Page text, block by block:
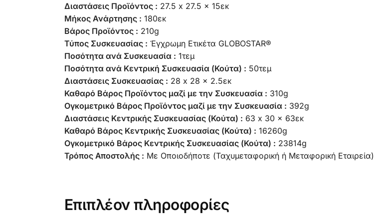
Διαστάσεις Προϊόντος : 27.5 x 27.5 x 15εκ
Μήκος Ανάρτησης : 180εκ
Βάρος Προϊόντος : 210g
Τύπος Συσκευασίας : Έγχρωμη Ετικέτα GLOBOSTAR®
Ποσότητα ανά Συσκευασία : 1τεμ
Ποσότητα ανά Κεντρική Συσκευασία (Κούτα) : 50τεμ
Διαστάσεις Συσκευασίας : 28 x 28 x 2.5εκ
Καθαρό Βάρος Προϊόντος μαζί με την Συσκευασία : 310g
Ογκομετρικό Βάρος Προϊόντος μαζί με την Συσκευασία : 392g
Διαστάσεις Κεντρικής Συσκευασίας (Κούτα) : 63 x 30 x 63εκ
Καθαρό Βάρος Κεντρικής Συσκευασίας (Κούτα) : 16260g
Ογκομετρικό Βάρος Κεντρικής Συσκευασίας (Κούτα) : 23814g
Τρόπος Αποστολής : Με Οποιοδήποτε (Ταχυμεταφορική ή Μεταφορική Εταιρεία)
Επιπλέον πληροφορίες